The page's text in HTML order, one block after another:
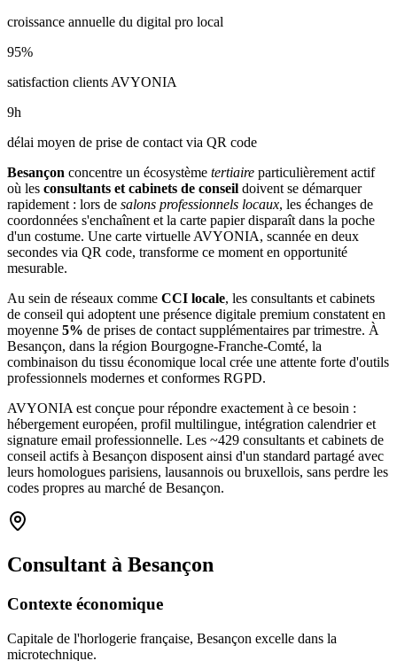
croissance annuelle du digital pro local
95%
satisfaction clients AVYONIA
9h
délai moyen de prise de contact via QR code
Besançon concentre un écosystème tertiaire particulièrement actif
où les consultants et cabinets de conseil doivent se démarquer
rapidement : lors de salons professionnels locaux, les échanges de
coordonnées s'enchaînent et la carte papier disparaît dans la poche
d'un costume. Une carte virtuelle AVYONIA, scannée en deux
secondes via QR code, transforme ce moment en opportunité
mesurable.
Au sein de réseaux comme CCI locale, les consultants et cabinets
de conseil qui adoptent une présence digitale premium constatent en
moyenne 5% de prises de contact supplémentaires par trimestre. À
Besançon, dans la région Bourgogne-Franche-Comté, la
combinaison du tissu économique local crée une attente forte d'outils
professionnels modernes et conformes RGPD.
AVYONIA est conçue pour répondre exactement à ce besoin :
hébergement européen, profil multilingue, intégration calendrier et
signature email professionnelle. Les ~429 consultants et cabinets de
conseil actifs à Besançon disposent ainsi d'un standard partagé avec
leurs homologues parisiens, lausannois ou bruxellois, sans perdre les
codes propres au marché de Besançon.
Consultant à Besançon
Contexte économique
Capitale de l'horlogerie française, Besançon excelle dans la
microtechnique.